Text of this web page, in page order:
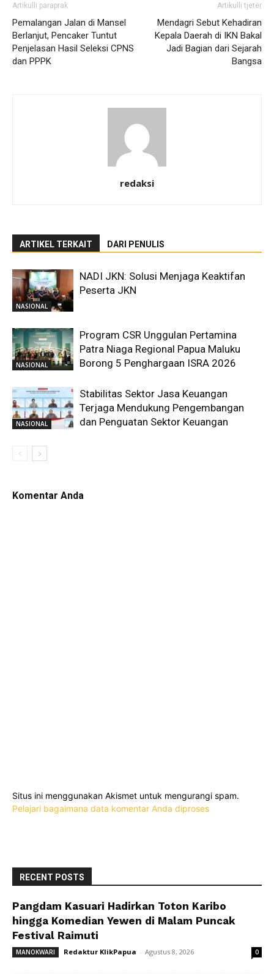
Artikulli paraprak
Pemalangan Jalan di Mansel
Berlanjut, Pencaker Tuntut
Penjelasan Hasil Seleksi CPNS
dan PPPK
Artikulli tjetër
Mendagri Sebut Kehadiran
Kepala Daerah di IKN Bakal
Jadi Bagian dari Sejarah
Bangsa
redaksi
ARTIKEL TERKAIT DARI PENULIS
NASIONAL
NADI JKN: Solusi Menjaga Keaktifan
Peserta JKN
NASIONAL
Program CSR Unggulan Pertamina
Patra Niaga Regional Papua Maluku
Borong 5 Penghargaan ISRA 2026
NASIONAL
Stabilitas Sektor Jasa Keuangan
Terjaga Mendukung Pengembangan
dan Penguatan Sektor Keuangan
Komentar Anda
Situs ini menggunakan Akismet untuk mengurangi spam.
Pelajari bagaimana data komentar Anda diproses
RECENT POSTS
Pangdam Kasuari Hadirkan Toton Karibo
hingga Komedian Yewen di Malam Puncak
Festival Raimuti
MANOKWARI Redaktur KlikPapua - Agustus 8, 2026 0